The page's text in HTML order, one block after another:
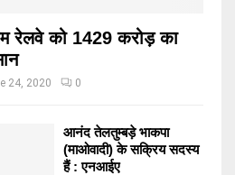
रेलवे को 1429 करोड़ का
24, 2020 0
आनंद तेलतुम्बड़े भाकपा
(माओवादी) के सक्रिय सदस्य
हैं : एनआईए